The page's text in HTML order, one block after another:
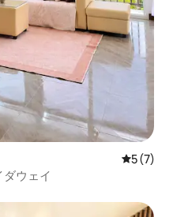
レビュー
5 (7)
ウェイ